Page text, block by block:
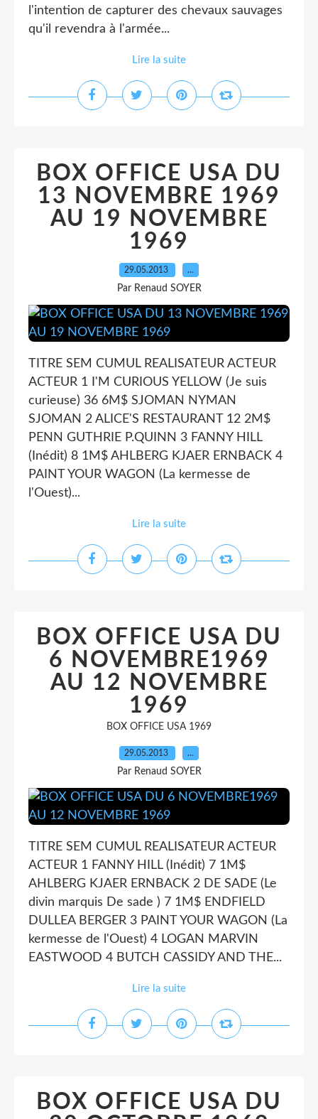
l'intention de capturer des chevaux sauvages
qu'il revendra à l'armée...
Lire la suite
BOX OFFICE USA DU
13 NOVEMBRE 1969
AU 19 NOVEMBRE
1969
29.05.2013 …
Par Renaud SOYER
TITRE SEM CUMUL REALISATEUR ACTEUR
ACTEUR 1 I'M CURIOUS YELLOW (Je suis
curieuse) 36 6M$ SJOMAN NYMAN
SJOMAN 2 ALICE'S RESTAURANT 12 2M$
PENN GUTHRIE P.QUINN 3 FANNY HILL
(Inédit) 8 1M$ AHLBERG KJAER ERNBACK 4
PAINT YOUR WAGON (La kermesse de
l'Ouest)...
Lire la suite
BOX OFFICE USA DU
6 NOVEMBRE1969
AU 12 NOVEMBRE
1969
BOX OFFICE USA 1969
29.05.2013 …
Par Renaud SOYER
TITRE SEM CUMUL REALISATEUR ACTEUR
ACTEUR 1 FANNY HILL (Inédit) 7 1M$
AHLBERG KJAER ERNBACK 2 DE SADE (Le
divin marquis De sade ) 7 1M$ ENDFIELD
DULLEA BERGER 3 PAINT YOUR WAGON (La
kermesse de l'Ouest) 4 LOGAN MARVIN
EASTWOOD 4 BUTCH CASSIDY AND THE...
Lire la suite
BOX OFFICE USA DU